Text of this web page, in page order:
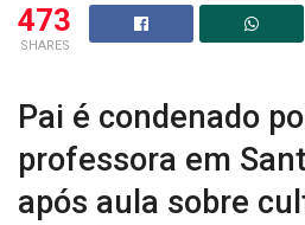
473
SHARES
Pai é condenado
professora em
após aula sobre